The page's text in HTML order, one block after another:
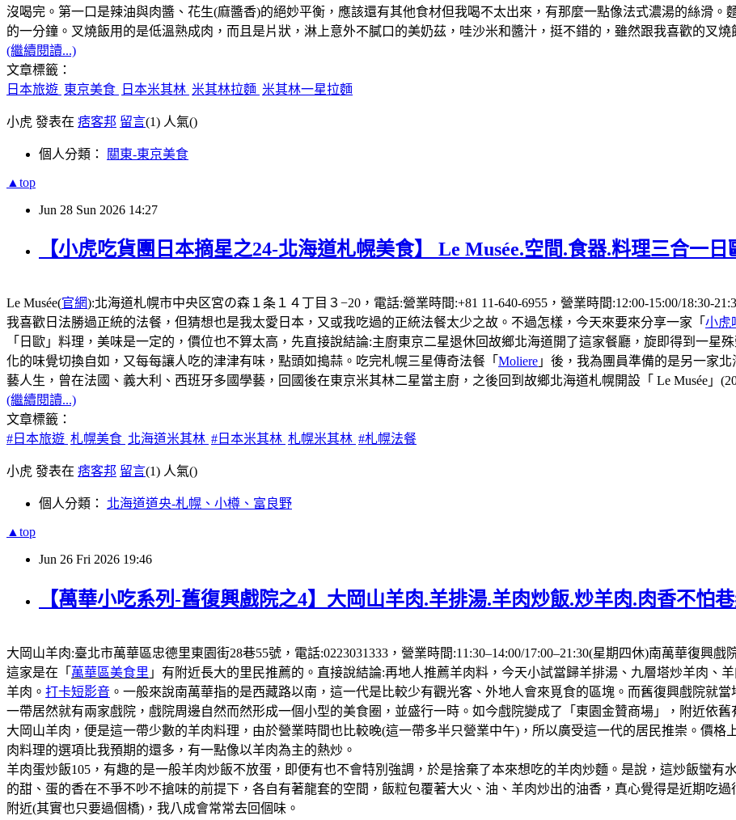
沒喝完。第一口是辣油與肉醬、花生(麻醬香)的絕妙平衡，應該還有其他食材但我喝不太出來，有那麼一點像法式濃湯的絲滑
的一分鐘。叉燒飯用的是低溫熟成肉，而且是片狀，淋上意外不膩口的美奶茲，哇沙米和醬汁，挺不錯的，雖然跟我喜歡的叉燒
(繼續閱讀...)
文章標籤：
日本旅遊 東京美食 日本米其林 米其林拉麵 米其林一星拉麵
小虎 發表在 痞客邦 留言(1) 人氣()
個人分類： 關東-東京美食
▲top
Jun 28 Sun 2026 14:27
【小虎吃貨團日本摘星之24-北海道札幌美食】 Le Musée.空間.食器.料理三合一
Le Musée(官網):北海道札幌市中央区宮の森１条１４丁目３−20，電話:營業時間:+81 11-640-6955，營業時間:12:00-15:00/18:30-
我喜歡日法勝過正統的法餐，但猜想也是我太愛日本，又或我吃過的正統法餐太少之故。不過怎樣，今天來要來分享一家「 小虎
「日歐」料理，美味是一定的，價位也不算太高，先直接說結論:主廚東京二星退休回故鄉北海道開了這家餐廳，旋即得到一星
化的味覺切換自如，又每每讓人吃的津津有味，點頭如搗蒜。吃完札幌三星傳奇法餐「 Moliere 」後，我為團員準備的是另一家
藝人生，曾在法國、義大利、西班牙多國學藝，回國後在東京米其林二星當主廚，之後回到故鄉北海道札幌開設「 Le Musée」
(繼續閱讀...)
文章標籤：
#日本旅遊 札幌美食 北海道米其林 #日本米其林 札幌米其林 #札幌法餐
小虎 發表在 痞客邦 留言(1) 人氣()
個人分類： 北海道道央-札幌、小樽、富良野
▲top
Jun 26 Fri 2026 19:46
【萬華小吃系列-舊復興戲院之4】大岡山羊肉.羊排湯.羊肉炒飯.炒羊肉.肉香不怕
大岡山羊肉:臺北市萬華區忠德里東園街28巷55號，電話:0223031333，營業時間:11:30–14:00/17:00–21:30(星期四休)南萬華復興
這家是在「 萬華區美食里 」有附近長大的里民推薦的。直接說結論:再地人推薦羊肉料，今天小試當歸羊排湯、九層塔炒羊肉、
羊肉。 打卡短影音 。一般來說南萬華指的是西藏路以南，這一代是比較少有觀光客、外地人會來覓食的區塊。而舊復興戲院就
一帶居然就有兩家戲院，戲院周邊自然而然形成一個小型的美食圈，並盛行一時。如今戲院變成了「東園金贊商場」，附近依
大岡山羊肉，便是這一帶少數的羊肉料理，由於營業時間也比較晚(這一帶多半只營業中午)，所以廣受這一代的居民推崇。價
肉料理的選項比我預期的還多，有一點像以羊肉為主的熱炒。
羊肉蛋炒飯105，有趣的是一般羊肉炒飯不放蛋，即便有也不會特別強調，於是捨棄了本來想吃的羊肉炒麵。是說，這炒飯蠻有
的甜、蛋的香在不爭不吵不搶味的前提下，各自有著龍套的空間，飯粒包覆著大火、油、羊肉炒出的油香，真心覺得是近期吃
附近(其實也只要過個橋)，我八成會常常去回個味。